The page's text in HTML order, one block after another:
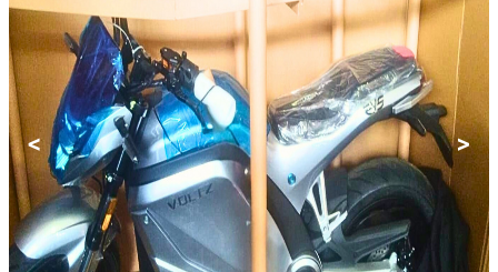
< >